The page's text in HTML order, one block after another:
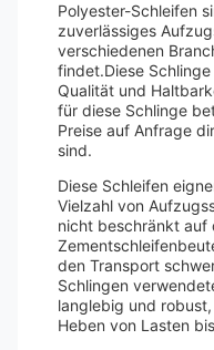
Polyester-Schleifen
zuverlässiges
verschiedenen
findet.Diese
Qualität und
für diese Schlinge
Preise auf Anfrage
sind.
Diese Schleifen
Vielzahl von
nicht beschränkt auf
den Transport
Schlingen
langlebig und
Heben von Lasten